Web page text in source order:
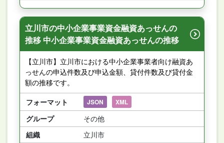
立川市の中小企業事業資金融資あっせんの
推移 中小企業事業資金融資あっせんの推移
【立川市】立川市における中小企業事業者向け融資あ
っせんの申込件数及び申込金額、貸付件数及び貸付金
額の推移です。
フォーマット
JSON XML
グループ
その他
組織
立川市